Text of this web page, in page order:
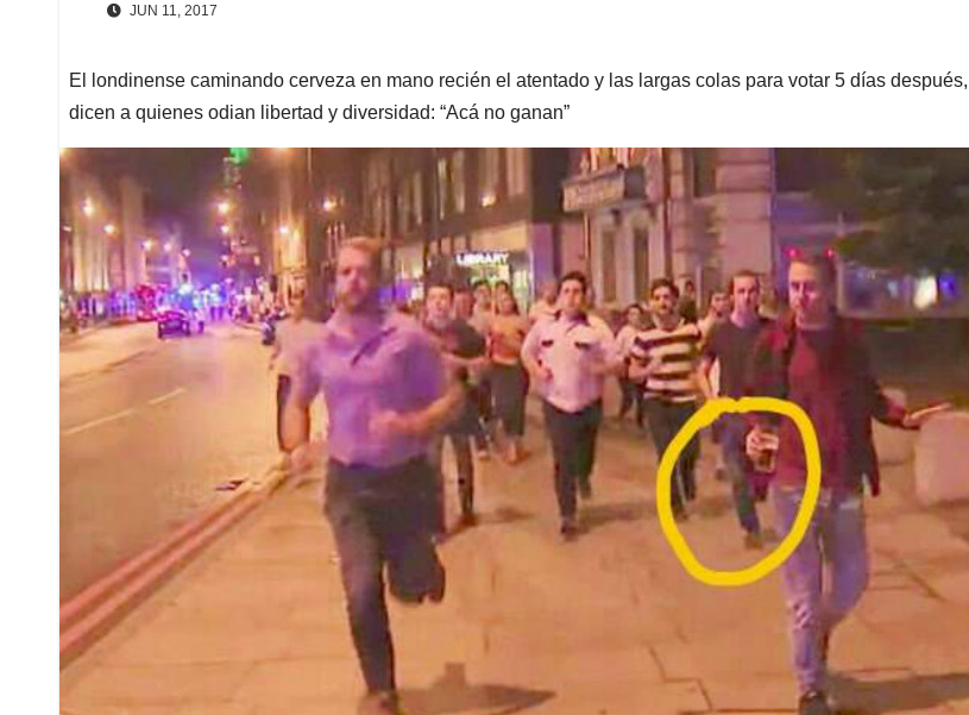
JUN 11, 2017
El londinense caminando cerveza en mano recién el atentado y las largas colas para votar 5 días después,
dicen a quienes odian libertad y diversidad: “Acá no ganan”